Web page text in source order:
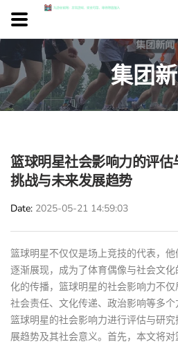
集团
篮球明星社会影响力的评估
挑战与未来发展趋势
Date 2025-05-21 14:59:03
篮球明星不仅仅是场上竞技的代表，
逐渐展现，成为了体育偶像与社会文
化的传播，篮球明星的社会影响力不
社会责任、文化传递、政治影响等多
篮球明星的社会影响力进行评估与研
展趋势及其社会意义。首先，本文将